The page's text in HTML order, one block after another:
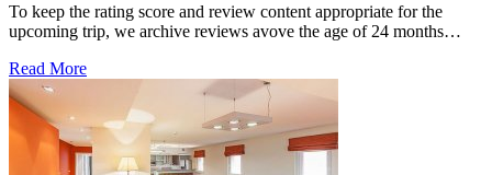
To keep the rating score and review content appropriate for the
upcoming trip, we archive reviews avove the age of 24 months…
Read More